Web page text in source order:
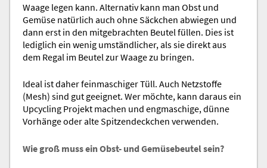
Waage legen kann. Alternativ kann man Obst und
Gemüse natürlich auch ohne Säckchen abwiegen und
dann erst in den mitgebrachten Beutel füllen. Dies ist
lediglich ein wenig umständlicher, als sie direkt aus
dem Regal im Beutel zur Waage zu bringen.
Ideal ist daher feinmaschiger Tüll. Auch Netzstoffe
(Mesh) sind gut geeignet. Wer möchte, kann daraus ein
Upcycling Projekt machen und engmaschige, dünne
Vorhänge oder alte Spitzendeckchen verwenden.
Wie groß muss ein Obst- und Gemüsebeutel sein?